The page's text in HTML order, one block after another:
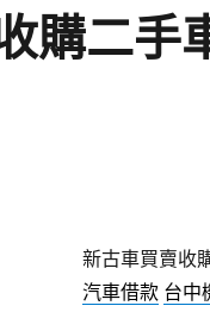
購二手
新古車買賣收
汽車借款 台中